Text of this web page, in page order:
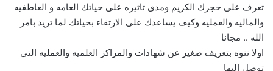
تعرف على حجرك الكريم ومدى تاثيره على حياتك العامه و العاطفيه
والماليه والعمليه وكيف يساعدك على الارتقاء بحياتك لما تريد بامر
الله .. مجانا
اولا ننوه بتعريف صغير عن شهادات والمراكز العلميه والعمليه التي
توصل اليها